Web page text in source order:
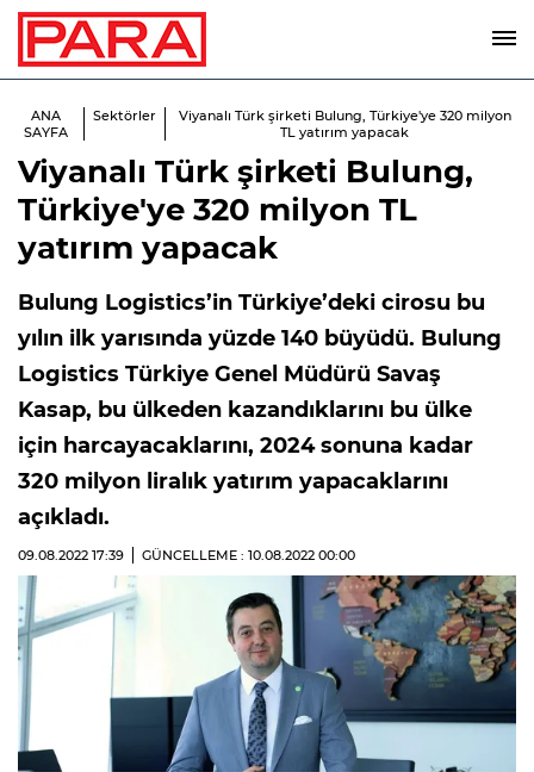
ANA
SAYFA
Sektörler
Viyanalı Türk şirketi Bulung, Türkiye'ye 320 milyon
TL yatırım yapacak
Viyanalı Türk şirketi Bulung,
Türkiye'ye 320 milyon TL
yatırım yapacak
Bulung Logistics’in Türkiye’deki cirosu bu
yılın ilk yarısında yüzde 140 büyüdü. Bulung
Logistics Türkiye Genel Müdürü Savaş
Kasap, bu ülkeden kazandıklarını bu ülke
için harcayacaklarını, 2024 sonuna kadar
320 milyon liralık yatırım yapacaklarını
açıkladı.
09.08.2022 17:39 GÜNCELLEME : 10.08.2022 00:00